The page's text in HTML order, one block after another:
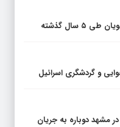
و گردشگری اسرائیل
مشهد دوباره به جریان